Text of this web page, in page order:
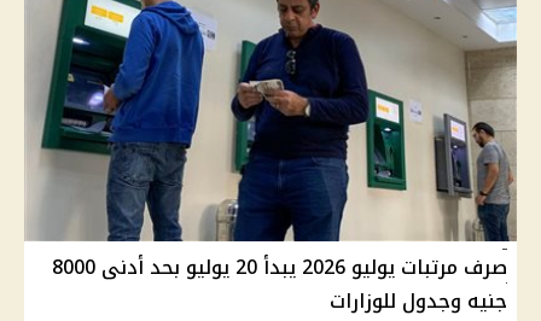
صرف مرتبات يوليو 2026 يبدأ 20 يوليو بحد أدنى 8000
جنيه وجدول للوزارات